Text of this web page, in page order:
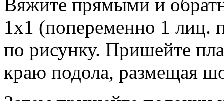
Вяжите прямыми и
1х1 (попеременно 1 лиц.
по рисунку. Пришейте
краю подола, размещая